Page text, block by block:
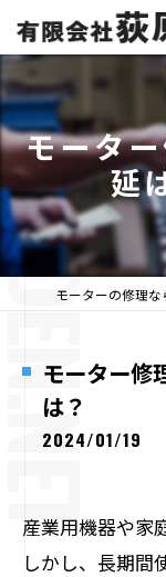
モータ
延
モーター修
は？
2024/01/19
産業用機器や家
しかし、長期間